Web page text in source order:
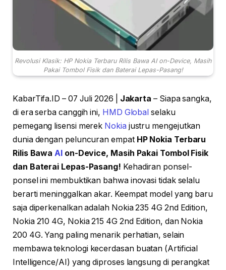
Revolusi Klasik: HP Nokia Terbaru Rilis Bawa AI on-Device, Masih
Pakai Tombol Fisik dan Baterai Lepas-Pasang!
KabarTifa.ID – 07 Juli 2026 | Jakarta – Siapa sangka,
di era serba canggih ini, HMD Global selaku
pemegang lisensi merek Nokia justru mengejutkan
dunia dengan peluncuran empat HP Nokia Terbaru
Rilis Bawa AIon-Device, Masih Pakai Tombol Fisik
dan Baterai Lepas-Pasang! Kehadiran ponsel-
ponsel ini membuktikan bahwa inovasi tidak selalu
berarti meninggalkan akar. Keempat model yang baru
saja diperkenalkan adalah Nokia 235 4G 2nd Edition,
Nokia 210 4G, Nokia 215 4G 2nd Edition, dan Nokia
200 4G. Yang paling menarik perhatian, selain
membawa teknologi kecerdasan buatan (Artificial
Intelligence/AI) yang diproses langsung di perangkat